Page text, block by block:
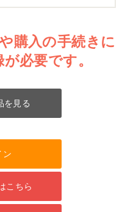
購入の手続きに
必要です。
を見る
ン
こちら